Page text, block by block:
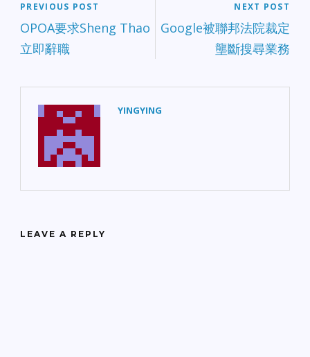
PREVIOUS POST
OPOA要求Sheng Thao
立即辭職
NEXT POST
Google被聯邦法院裁定
壟斷搜尋業務
YINGYING
LEAVE A REPLY